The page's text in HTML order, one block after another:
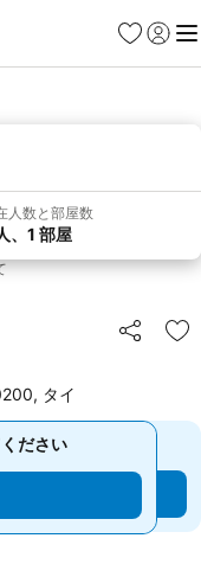
お気に入り
ログイ
メ
人数と部屋数
、1 部屋
シェア
お
タイ
ださい
ださい